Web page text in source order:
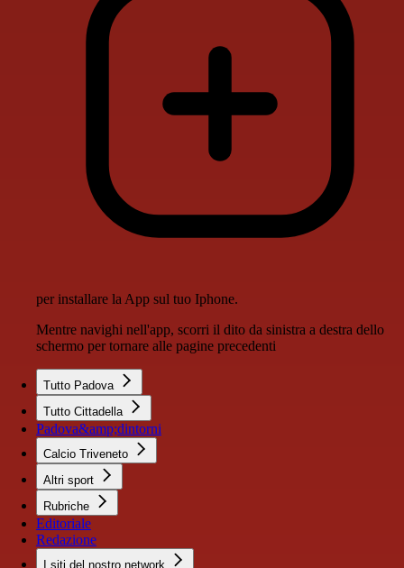
per installare la App sul tuo Iphone.
Mentre navighi nell'app, scorri il dito da sinistra a destra dello
schermo per tornare alle pagine precedenti
Tutto Padova
Tutto Cittadella
Padova&amp;dintorni
Calcio Triveneto
Altri sport
Rubriche
Editoriale
Redazione
I siti del nostro network